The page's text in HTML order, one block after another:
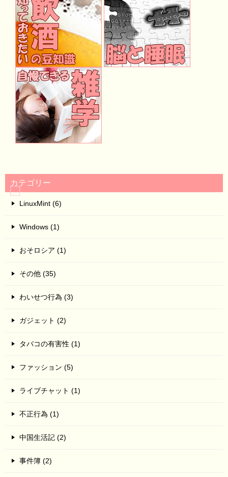
カテゴリー
LinuxMint (6)
Windows (1)
おそロシア (1)
その他 (35)
わいせつ行為 (3)
ガジェット (2)
タバコの有害性 (1)
ファッション (5)
ライブチャット (1)
不正行為 (1)
中国生活記 (2)
事件簿 (2)